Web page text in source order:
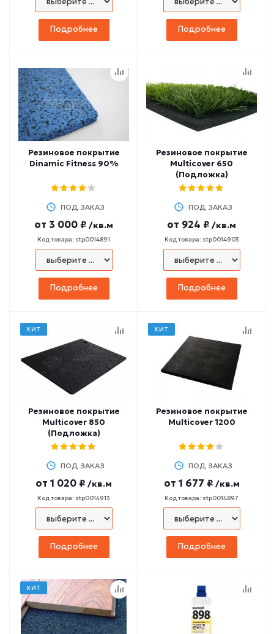
Подробнее Подробнее
Резиновое покрытие
Dinamic Fitness 90%
ПОД ЗАКАЗ
от 3 000 ₽ /кв.м
Код товара: stp0014891
Подробнее
Резиновое покрытие
Multicover 650
(Подложка)
ПОД ЗАКАЗ
от 924 ₽ /кв.м
Код товара: stp0014903
Подробнее
ХИТ
Резиновое покрытие
Multicover 850
(Подложка)
ПОД ЗАКАЗ
от 1 020 ₽ /кв.м
Код товара: stp0014913
Подробнее
ХИТ
Резиновое покрытие
Multicover 1200
ПОД ЗАКАЗ
от 1 677 ₽ /кв.м
Код товара: stp0014897
Подробнее
ХИТ